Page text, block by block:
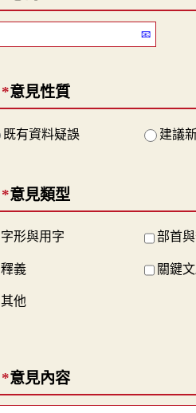
*意見性質
既有資料疑誤 建議
*意見類型
字形與用字 部首
釋義 關鍵
其他
*意見內容